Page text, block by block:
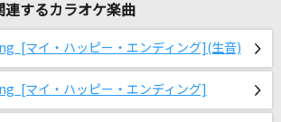
連するカラオケ楽曲
[マイ・ハッピー・エンディング](生音)
[マイ・ハッピー・エンディング]